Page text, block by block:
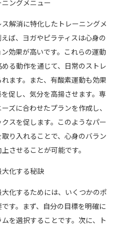
ングメニュー
解消に特化したトレーニングメ
ば、ヨガやピラティスは心身の
効果が高いです。これらの運動
る動作を通じて、日常のストレ
ます。また、有酸素運動も効果
促し、気分を高揚させます。専
ズに合わせたプランを作成し、
スを促します。このようなパー
り入れることで、心身のバラン
させることが可能です。
化する秘訣
化するためには、いくつかのポ
す。まず、自分の目標を明確に
を選択することです。次に、ト